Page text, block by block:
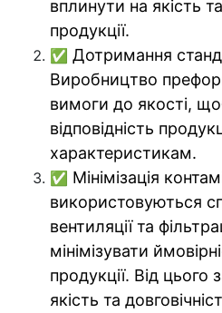
вплинути на якість
продукції.
✅ Дотримання
Виробництво
вимоги до якості,
відповідність
характеристикам.
✅ Мінімізація
використовуються
вентиляції та
мінімізувати
продукції. Від цього
якість та